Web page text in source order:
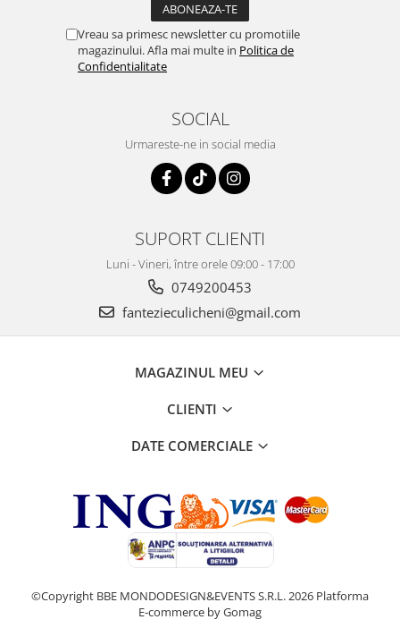
Vreau sa primesc newsletter cu promotiile
magazinului. Afla mai multe in Politica de
Confidentialitate
SOCIAL
Urmareste-ne in social media
SUPORT CLIENTI
Luni - Vineri, între orele 09:00 - 17:00
0749200453
fantezieculicheni@gmail.com
MAGAZINUL MEU
CLIENTI
DATE COMERCIALE
©Copyright BBE MONDODESIGN&EVENTS S.R.L. 2026 Platforma
E-commerce by Gomag